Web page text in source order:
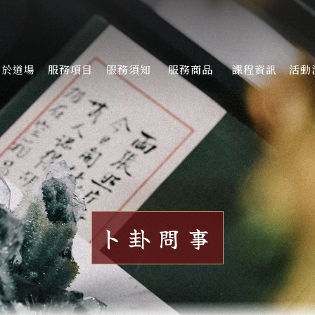
道場
服務項目
SERVICE
服務須知
GUIDE
服務商品
PRODUCT
課程資訊
COURSE
活動
卜卦問事